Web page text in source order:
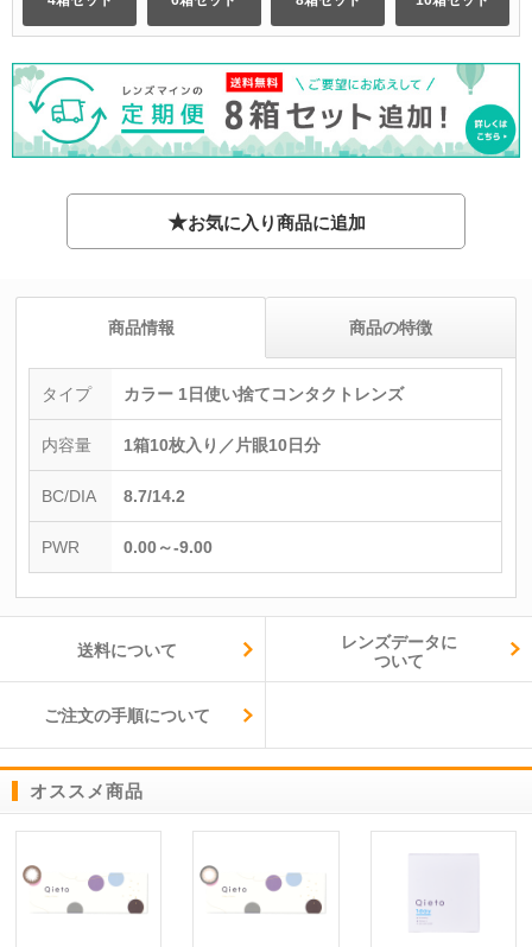
★お気に入り商品に追加
商品情報
タイプ カラー 1日使い捨てコンタクトレンズ
内容量 1箱10枚入り／片眼10日分
BC/DIA 8.7/14.2
PWR 0.00～-9.00
商品の特徴
送料について
レンズデータに
ついて
ご注文の手順について
オススメ商品